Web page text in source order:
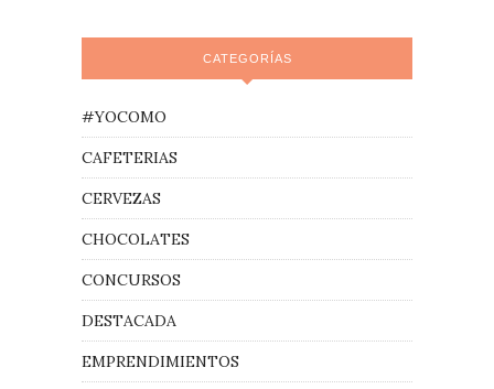
CATEGORÍAS
#YOCOMO
CAFETERIAS
CERVEZAS
CHOCOLATES
CONCURSOS
DESTACADA
EMPRENDIMIENTOS